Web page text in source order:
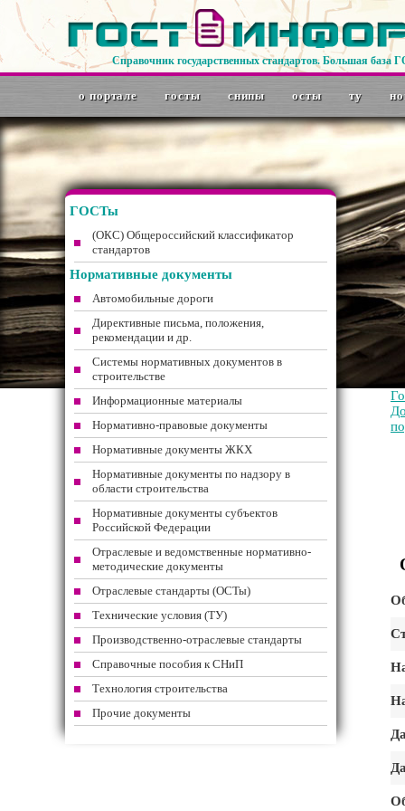
Справочник государственных стандартов. Большая база
о портале госты снипы осты ту
ГОСТы
(ОКС) Общероссийский классификатор
стандартов
Нормативные документы
Автомобильные дороги
Директивные письма, положения,
рекомендации и др.
Системы нормативных документов в
строительстве
Информационные материалы
Нормативно-правовые документы
Нормативные документы ЖКХ
Нормативные документы по надзору в
области строительства
Нормативные документы субъектов
Российской Федерации
Отраслевые и ведомственные нормативно-
методические документы
Отраслевые стандарты (ОСТы)
Технические условия (ТУ)
Производственно-отраслевые стандарты
Справочные пособия к СНиП
Технология строительства
Прочие документы